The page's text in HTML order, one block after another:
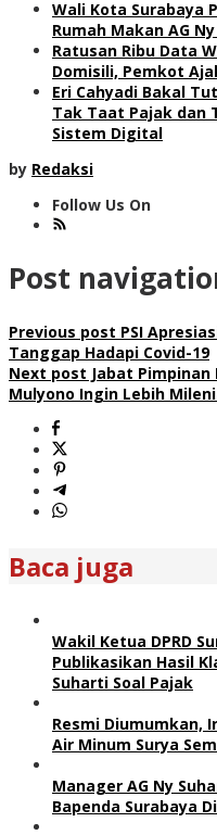
Wali Kota Surabaya
Rumah Makan AG
Ratusan Ribu Data
Domisili, Pemkot
Eri Cahyadi Bakal
Tak Taat Pajak dan
Sistem Digital
by Redaksi
Follow Us On
Post
Previous post PSI
Tanggap Hadapi Covid-19
Next post Jabat Pimpinan
Mulyono Ingin Lebih
Baca juga
Wakil Ketua DPRD
Publikasikan Hasil
Suharti Soal Pajak
Resmi Diumumkan,
Air Minum Surya
Manager AG Ny
Bapenda Surabaya